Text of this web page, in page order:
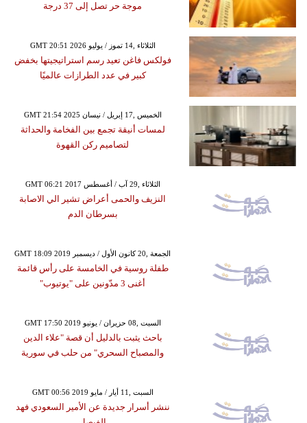
موجة حر تصل إلى 37 درجة
GMT 20:51 2026 الثلاثاء ,14 تموز / يوليو
فولكس فاغن تعيد رسم استراتيجيتها بخفض
كبير في عدد الطرازات عالميًا
GMT 21:54 2025 الخميس ,17 إبريل / نيسان
لمسات أنيقة تجمع بين الفخامة والحداثة
لتصاميم ركن القهوة
GMT 06:21 2017 الثلاثاء ,29 آب / أغسطس
النزيف والحمى أعراض تشير الي الاصابة
بسرطان الدم
GMT 18:09 2019 الجمعة ,20 كانون الأول / ديسمبر
طفلة روسية في الخامسة على رأس قائمة
أغنى 3 مدّونين على "يوتيوب"
GMT 17:50 2019 السبت ,08 حزيران / يونيو
باحث يثبت بالدليل أن قصة "علاء الدين
والمصباح السحري" من حلب في سورية
GMT 00:56 2019 السبت ,11 أيار / مايو
ننشر أسرار جديدة عن الأمير السعودي فهد